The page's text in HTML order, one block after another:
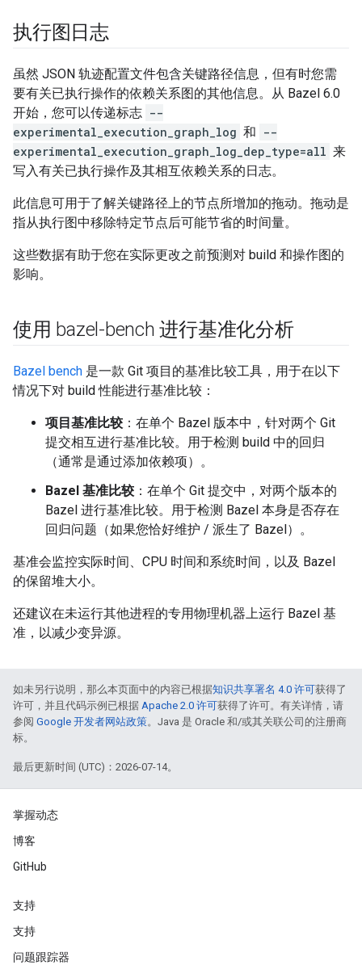
执行图日志
虽然 JSON 轨迹配置文件包含关键路径信息，但有时您需
要有关已执行操作的依赖关系图的其他信息。从 Bazel 6.0
开始，您可以传递标志 --
experimental_execution_graph_log 和 --
experimental_execution_graph_log_dep_type=all 来
写入有关已执行操作及其相互依赖关系的日志。
此信息可用于了解关键路径上的节点所增加的拖动。拖动是
指从执行图中移除特定节点后可能节省的时间量。
这些数据有助于您在实际更改之前预测对 build 和操作图的
影响。
使用 bazel-bench 进行基准化分析
Bazel bench 是一款 Git 项目的基准比较工具，用于在以下
情况下对 build 性能进行基准比较：
项目基准比较 ：在单个 Bazel 版本中，针对两个 Git
提交相互进行基准比较。用于检测 build 中的回归
（通常是通过添加依赖项）。
Bazel 基准比较 ：在单个 Git 提交中，对两个版本的
Bazel 进行基准比较。用于检测 Bazel 本身是否存在
回归问题（如果您恰好维护 / 派生了 Bazel）。
基准会监控实际时间、CPU 时间和系统时间，以及 Bazel
的保留堆大小。
还建议在未运行其他进程的专用物理机器上运行 Bazel 基
准，以减少变异源。
如未另行说明，那么本页面中的内容已根据知识共享署名 4.0 许可获得了
许可，并且代码示例已根据 Apache 2.0 许可获得了许可。有关详情，请
参阅 Google 开发者网站政策。Java 是 Oracle 和/或其关联公司的注册商
标。
最后更新时间 (UTC)：2026-07-14。
掌握动态
博客
GitHub
支持
支持
问题跟踪器